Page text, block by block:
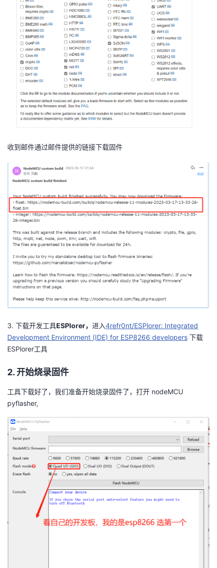
收到邮件通过邮件提供的链接下载固件
3. 下载开发工具ESPlorer， 进入4refr0nt/ESPlorer: Integrated
Development Environment (IDE) for ESP8266 developers 下载
ESPlorer工具
2. 开始烧录固件
工具下载好了，我们准备开始烧录固件了，打开 nodeMCU
pyflasher,